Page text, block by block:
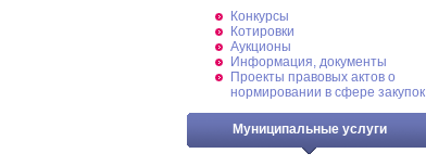
Конкурсы
Котировки
Аукционы
Информация, документы
Проекты правовых актов о
нормировании в сфере закупок
Муниципальные услуги